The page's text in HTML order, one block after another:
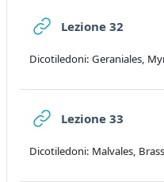
Lezione 32
Dicotiledoni: Geraniales,
Lezione 33
Dicotiledoni: Malvales,